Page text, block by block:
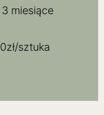
miesiące
sztuka